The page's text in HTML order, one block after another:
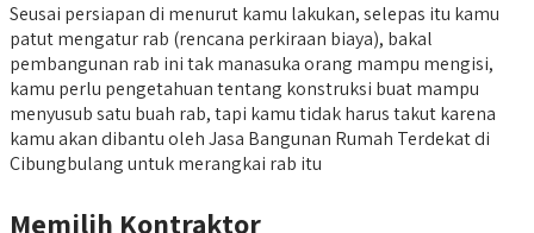
Seusai persiapan di menurut kamu lakukan, selepas itu kamu
patut mengatur rab (rencana perkiraan biaya), bakal
pembangunan rab ini tak manasuka orang mampu mengisi,
kamu perlu pengetahuan tentang konstruksi buat mampu
menyusub satu buah rab, tapi kamu tidak harus takut karena
kamu akan dibantu oleh Jasa Bangunan Rumah Terdekat di
Cibungbulang untuk merangkai rab itu
Memilih Kontraktor